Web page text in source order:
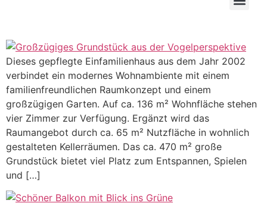
Dieses gepflegte Einfamilienhaus aus dem Jahr 2002
verbindet ein modernes Wohnambiente mit einem
familienfreundlichen Raumkonzept und einem
großzügigen Garten. Auf ca. 136 m² Wohnfläche stehen
vier Zimmer zur Verfügung. Ergänzt wird das
Raumangebot durch ca. 65 m² Nutzfläche in wohnlich
gestalteten Kellerräumen. Das ca. 470 m² große
Grundstück bietet viel Platz zum Entspannen, Spielen
und […]